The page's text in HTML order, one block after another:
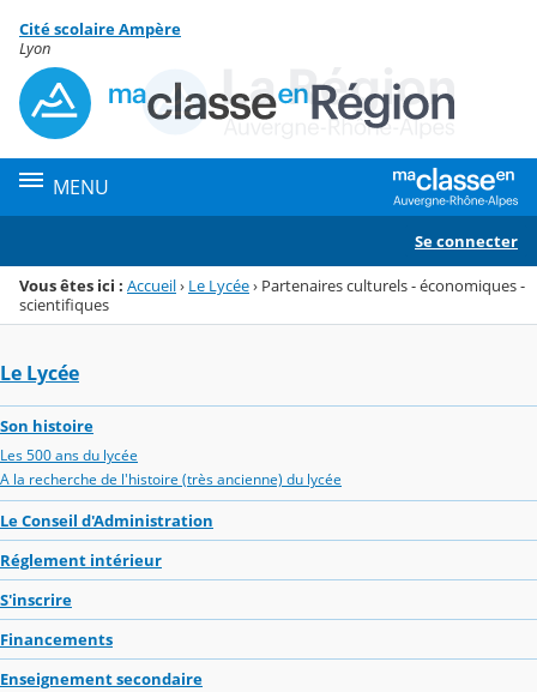
Menu de la rubrique
Contenu
Cité scolaire Ampère
Lyon
MENU
Se connecter
Vous êtes ici : Accueil› Le Lycée› Partenaires culturels - économiques -
scientifiques
Le Lycée
Son histoire
Les 500 ans du lycée
A la recherche de l'histoire (très ancienne) du lycée
Le Conseil d'Administration
Réglement intérieur
S'inscrire
Financements
Enseignement secondaire